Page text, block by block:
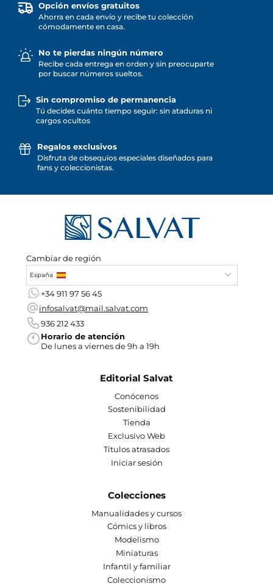
Opción envíos gratuitos
Ahorra en cada envío y recibe tu colección
cómodamente en casa.
No te pierdas ningún número
Recibe cada entrega en orden y sin preocuparte
por buscar números sueltos.
Sin compromiso de permanencia
Tú decides cuánto tiempo seguir: sin ataduras ni
cargos ocultos
Regalos exclusivos
Disfruta de obsequios especiales diseñados para
fans y coleccionistas.
Cambiar de región
España
+34 911 97 56 45
infosalvat@mail.salvat.com
936 212 433
Horario de atención
De lunes a viernes de 9h a 19h
Editorial Salvat
Conócenos
Sostenibilidad
Tienda
Exclusivo Web
Títulos atrasados
Iniciar sesión
Colecciones
Manualidades y cursos
Cómics y libros
Modelismo
Miniaturas
Infantil y familiar
Coleccionismo